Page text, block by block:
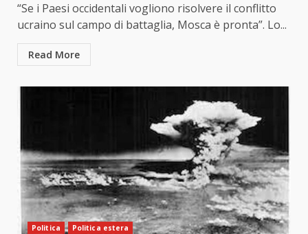
“Se i Paesi occidentali vogliono risolvere il conflitto
ucraino sul campo di battaglia, Mosca è pronta”. Lo...
Read More
Politica Politica estera